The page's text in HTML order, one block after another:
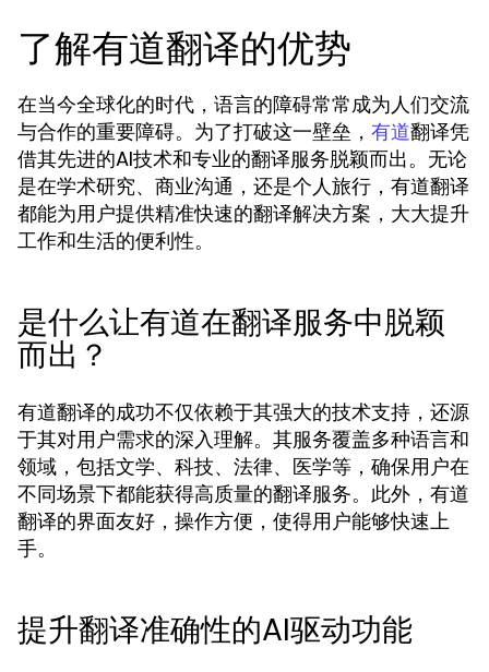
了解有道翻译的优势
在当今全球化的时代，语言的障碍常常成为人们交流
与合作的重要障碍。为了打破这一壁垒， 有道翻译凭
借其先进的AI技术和专业的翻译服务脱颖而出。无论
是在学术研究、商业沟通，还是个人旅行， 有道翻译
都能为用户提供精准快速的翻译解决方案，大大提升
工作和生活的便利性。
是什么让有道在翻译服务中脱颖
而出？
有道翻译的成功不仅依赖于其强大的技术支持，还源
于其对用户需求的深入理解。其服务覆盖多种语言和
领域，包括文学、科技、法律、医学等，确保用户在
不同场景下都能获得高质量的翻译服务。此外，有道
翻译的界面友好，操作方便，使得用户能够快速上
手。
提升翻译准确性的AI驱动功能